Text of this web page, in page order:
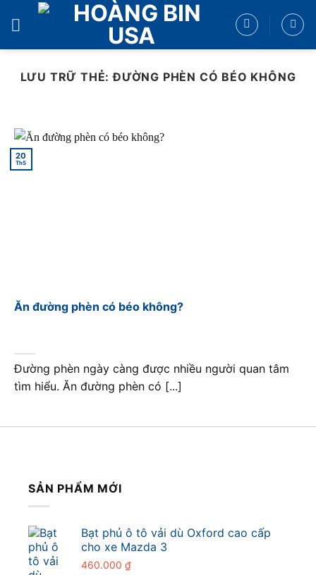
LƯU TRỮ THẺ:ĐƯỜNG PHÈN CÓ BÉO KHÔNG
Ăn đường phèn có béo không?
Đường phèn ngày càng được nhiều người quan tâm
tìm hiểu. Ăn đường phèn có [...]
20
Th5
SẢN PHẨM MỚI
Bạt phủ ô tô vải dù Oxford cao cấp
cho xe Mazda 3
460.000 ₫